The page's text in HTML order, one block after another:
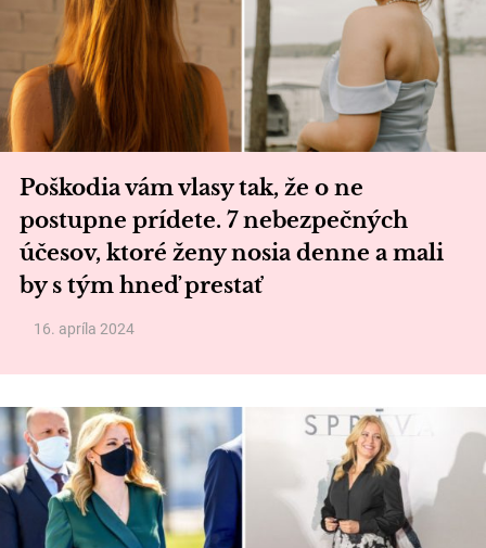
Poškodia vám vlasy tak, že o ne
postupne prídete. 7 nebezpečných
účesov, ktoré ženy nosia denne a mali
by s tým hneď prestať
16. apríla 2024